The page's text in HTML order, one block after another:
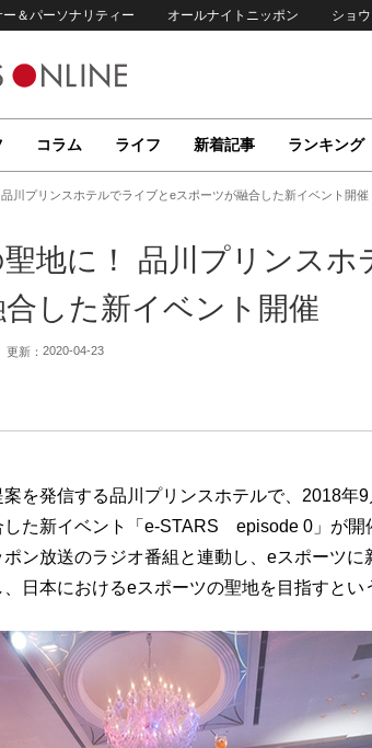
ー＆パーソナリティー オールナイトニッポン ショ
コラム ライフ 新着記事 ランキング
川プリンスホテルでライブとeスポーツが融合した新イベント開催
地に！ 品川プリンスホ
した新イベント開催
更新： 2020-04-23
を発信する品川プリンスホテルで、2018年
した新イベント「e-STARS episode 0」が開
ン放送のラジオ番組と連動し、eスポーツに
日本におけるeスポーツの聖地を目指すとい